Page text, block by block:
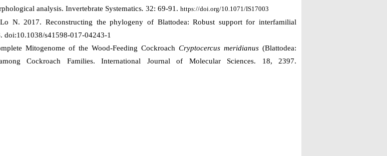
analysis. Invertebrate Systematics. 32: 69-91. https://doi.org/10.1071/IS17003
Lo N. 2017. Reconstructing the phylogeny of Blattodea: Robust support for interfamilial
doi:10.1038/s41598-017-04243-1
Mitogenome of the Wood-Feeding Cockroach Cryptocercus meridianus(Blattodea:
Cockroach Families. International Journal of Molecular Sciences. 18, 2397.